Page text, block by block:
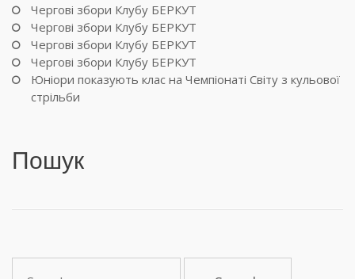
Чергові збори Клубу БЕРКУТ
Чергові збори Клубу БЕРКУТ
Чергові збори Клубу БЕРКУТ
Чергові збори Клубу БЕРКУТ
Юніори показують клас на Чемпіонаті Світу з кульової
стрільби
Пошук